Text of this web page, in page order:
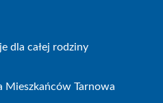
dla całej rodziny
Mieszkańców Tarnowa